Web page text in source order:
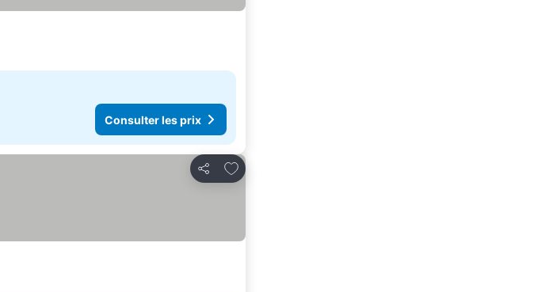
Consulter les prix
Partager
Ajouter à mes favoris